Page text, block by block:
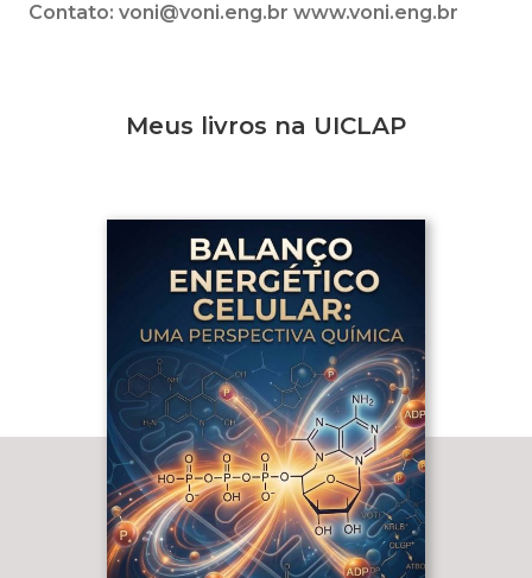
Contato: voni@voni.eng.br www.voni.eng.br
Meus livros na UICLAP